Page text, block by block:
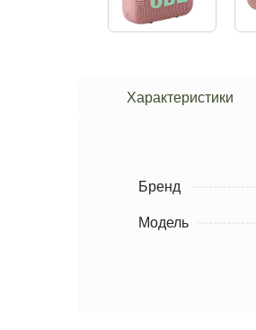
Характеристики
Бренд
Модель